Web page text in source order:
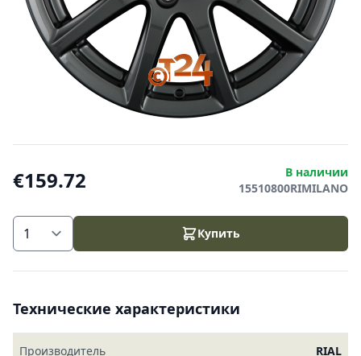
€159.72
В наличии
15510800RIMILANO
Купить
Технические характеристики
Производитель RIAL